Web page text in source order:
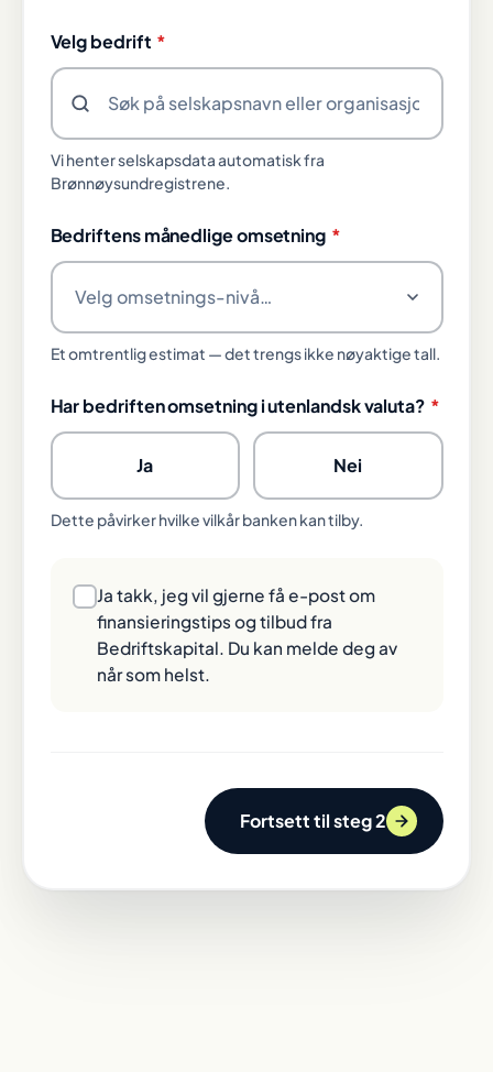
Velg bedrift *
Vi henter selskapsdata automatisk fra
Brønnøysundregistrene.
Bedriftens månedlige omsetning *
Et omtrentlig estimat — det trengs ikke nøyaktige tall.
Har bedriften omsetning i utenlandsk valuta? *
Ja Nei
Dette påvirker hvilke vilkår banken kan tilby.
Ja takk, jeg vil gjerne få e-post om
finansieringstips og tilbud fra
Bedriftskapital. Du kan melde deg av
når som helst.
Fortsett til steg 2